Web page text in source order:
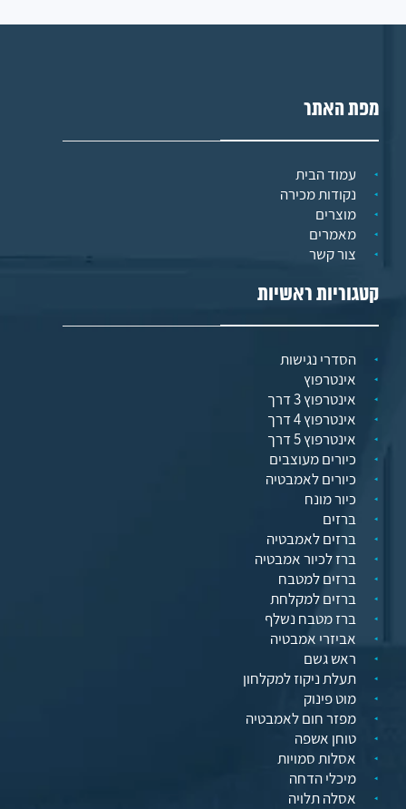
מפת האתר
עמוד הבית
נקודות מכירה
מוצרים
מאמרים
צור קשר
קטגוריות ראשיות
הסדרי נגישות
אינטרפוץ
אינטרפוץ 3 דרך
אינטרפוץ 4 דרך
אינטרפוץ 5 דרך
כיורים מעוצבים
כיורים לאמבטיה
כיור מונח
ברזים
ברזים לאמבטיה
ברז לכיור אמבטיה
ברזים למטבח
ברזים למקלחת
ברז מטבח נשלף
אביזרי אמבטיה
ראש גשם
תעלת ניקוז למקלחון
מוט פינוק
מפזר חום לאמבטיה
טוחן אשפה
אסלות סמויות
מיכלי הדחה
אסלה תלויה